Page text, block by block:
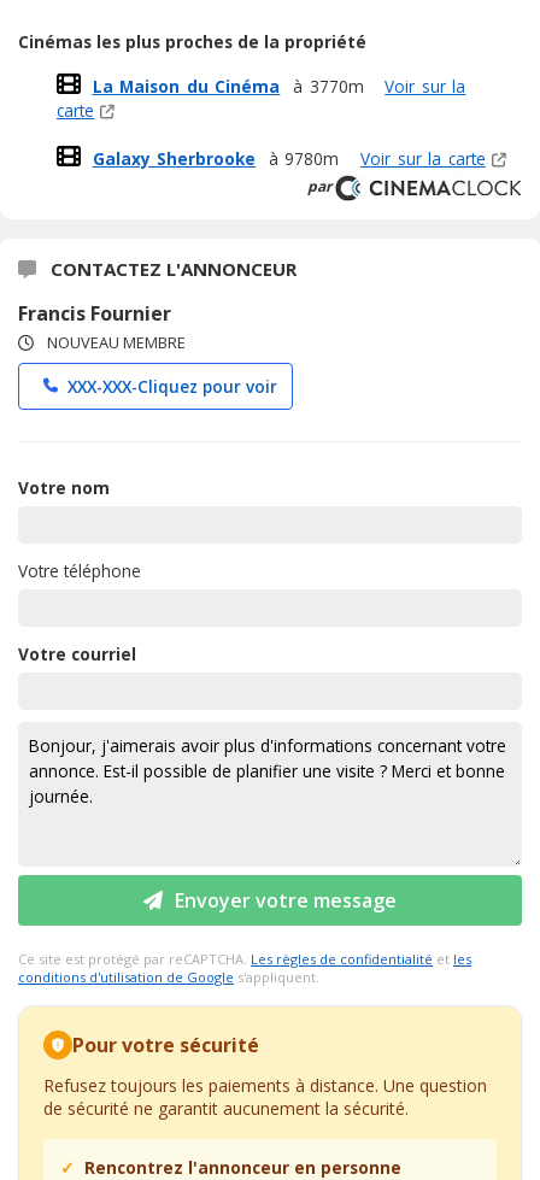
Cinémas les plus proches de la propriété
La Maison du Cinéma
à 3770m
Voir sur la
carte
Galaxy Sherbrooke à 9780m Voir sur la carte
par
CONTACTEZ L'ANNONCEUR
Francis Fournier
NOUVEAU MEMBRE
XXX-XXX-Cliquez pour voir
Votre nom
Votre téléphone
Votre courriel
Envoyer votre message
Ce site est protégé par reCAPTCHA. Les règles de confidentialité et les
conditions d'utilisation de Google s'appliquent.
Pour votre sécurité
Refusez toujours les paiements à distance. Une question
de sécurité ne garantit aucunement la sécurité.
Rencontrez l'annonceur en personne